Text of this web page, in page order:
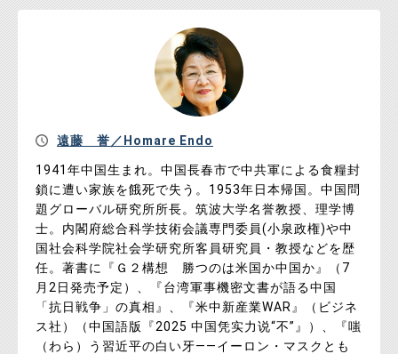
遠藤 誉／Homare Endo
1941年中国生まれ。中国長春市で中共軍による食糧封
鎖に遭い家族を餓死で失う。1953年日本帰国。中国問
題グローバル研究所所長。筑波大学名誉教授、理学博
士。内閣府総合科学技術会議専門委員(小泉政権)や中
国社会科学院社会学研究所客員研究員・教授などを歴
任。著書に『Ｇ２構想 勝つのは米国か中国か』（7
月2日発売予定）、『台湾軍事機密文書が語る中国
「抗日戦争」の真相』、『米中新産業WAR』（ビジネ
ス社）（中国語版『2025 中国凭实力说“不”』）、『嗤
（わら）う習近平の白い牙――イーロン・マスクとも